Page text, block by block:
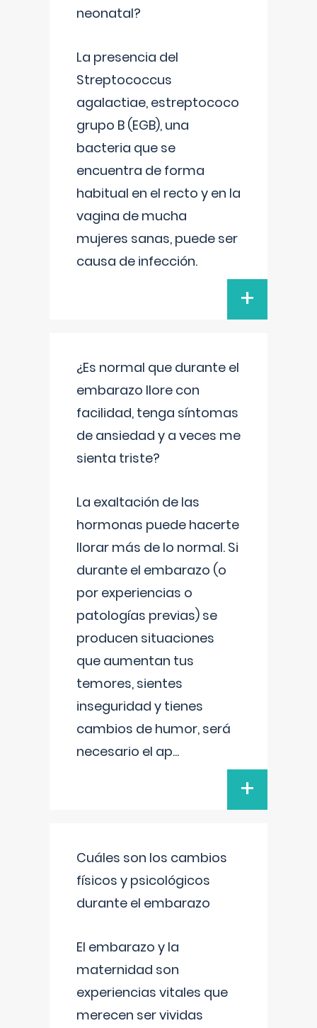
neonatal?
La presencia del
Streptococcus
agalactiae, estreptococo
grupo B (EGB), una
bacteria que se
encuentra de forma
habitual en el recto y en la
vagina de mucha
mujeres sanas, puede ser
causa de infección.
+
¿Es normal que durante el
embarazo llore con
facilidad, tenga síntomas
de ansiedad y a veces me
sienta triste?
La exaltación de las
hormonas puede hacerte
llorar más de lo normal. Si
durante el embarazo (o
por experiencias o
patologías previas) se
producen situaciones
que aumentan tus
temores, sientes
inseguridad y tienes
cambios de humor, será
necesario el ap...
+
Cuáles son los cambios
físicos y psicológicos
durante el embarazo
El embarazo y la
maternidad son
experiencias vitales que
merecen ser vividas